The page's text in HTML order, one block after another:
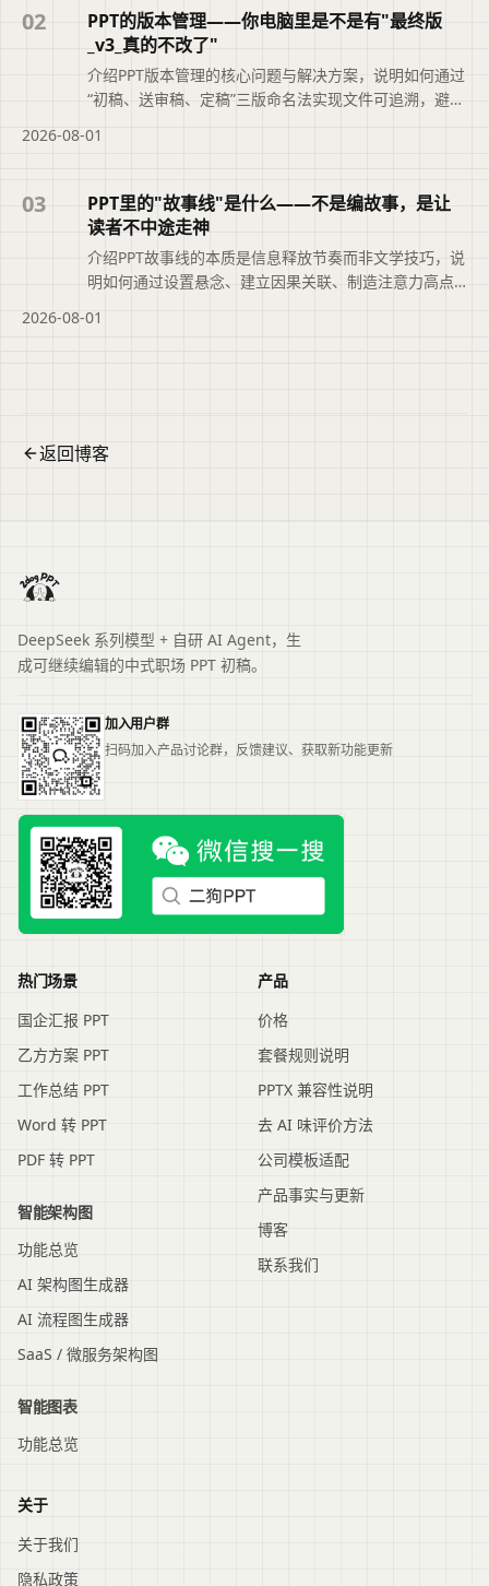
断文章是否符合当前需求，再查看完整原文。
02
PPT的版本管理——你电脑里是不是有"最终版
_v3_真的不改了"
介绍PPT版本管理的核心问题与解决方案，说明如何通过
“初稿、送审稿、定稿”三版命名法实现文件可追溯，避免
大纲版本记录功能，帮助职场人快速定位正确文件，提
面主题、主要内容与适用场景，再进入原文查看完整信
息。
2026-08-01
03
PPT里的"故事线"是什么——不是编故事，是让
读者不中途走神
介绍PPT故事线的本质是信息释放节奏而非文学技巧，说
明如何通过设置悬念、建立因果关联、制造注意力高点
器在卡片阶段检查推进关系、强化故事框架，让演示文
2026-08-01
返回博客
DeepSeek 系列模型 + 自研 AI Agent，生
成可继续编辑的中式职场 PPT 初稿。
加入用户群
扫码加入产品讨论群，反馈建议、获取新功能更新
热门场景
国企汇报 PPT
乙方方案 PPT
工作总结 PPT
Word 转 PPT
PDF 转 PPT
智能架构图
功能总览
AI 架构图生成器
AI 流程图生成器
SaaS / 微服务架构图
智能图表
功能总览
产品
价格
套餐规则说明
PPTX 兼容性说明
去 AI 味评价方法
公司模板适配
产品事实与更新
博客
联系我们
关于
关于我们
隐私政策